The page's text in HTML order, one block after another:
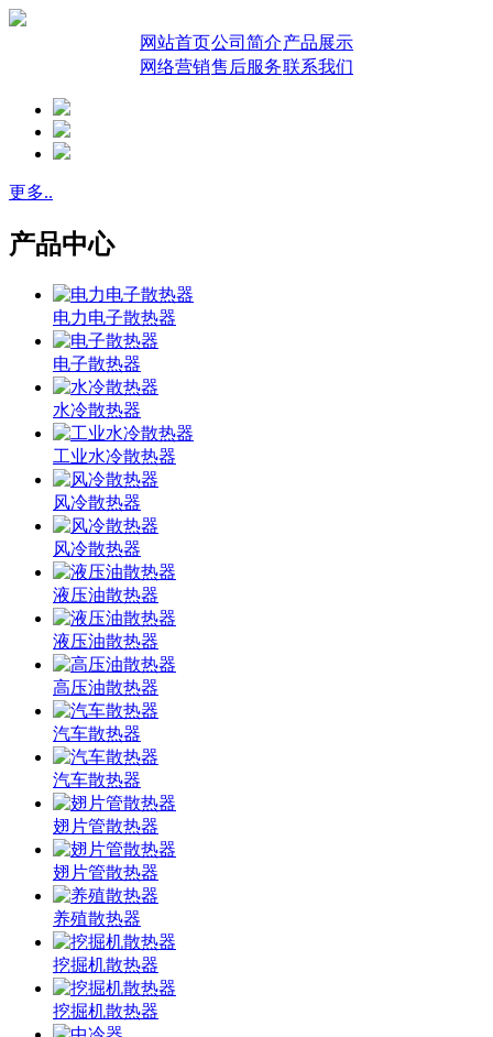
网站首页公司简介产品展示
网络营销售后服务联系我们
更多..
产品中心
电力电子散热器
电子散热器
水冷散热器
工业水冷散热器
风冷散热器
风冷散热器
液压油散热器
液压油散热器
高压油散热器
汽车散热器
汽车散热器
翅片管散热器
翅片管散热器
养殖散热器
挖掘机散热器
挖掘机散热器